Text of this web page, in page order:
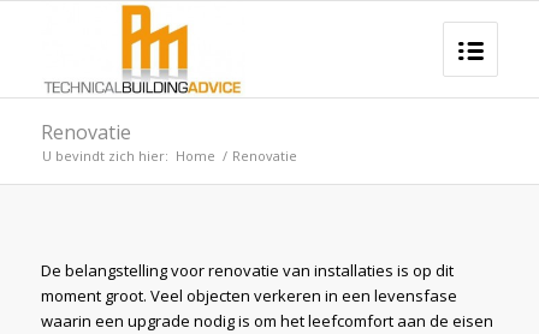
Renovatie
U bevindt zich hier: Home / Renovatie
De belangstelling voor renovatie van installaties is op dit
moment groot. Veel objecten verkeren in een levensfase
waarin een upgrade nodig is om het leefcomfort aan de eisen